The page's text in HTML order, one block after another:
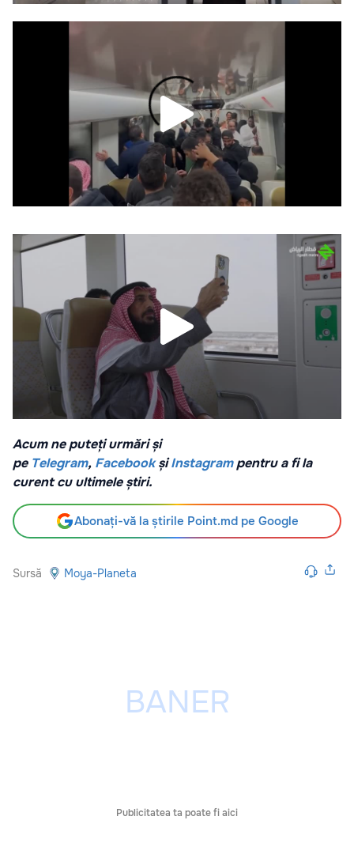
Acum ne puteți urmări și
pe Telegram, FacebookșiInstagrampentru a fi la
curent cu ultimele știri.
Abonați-vă la știrile Point.md pe Google
Sursă Moya-Planeta
Publicitatea ta poate fi aici